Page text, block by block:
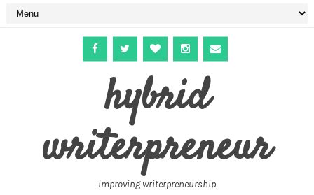
hybrid
writerpreneur
improving writerpreneurship